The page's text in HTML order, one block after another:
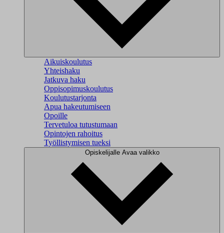
Aikuiskoulutus
Yhteishaku
Jatkuva haku
Oppisopimuskoulutus
Koulutustarjonta
Apua hakeutumiseen
Opoille
Tervetuloa tutustumaan
Opintojen rahoitus
Työllistymisen tueksi
Opiskelijalle Avaa valikko